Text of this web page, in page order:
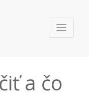
a čo